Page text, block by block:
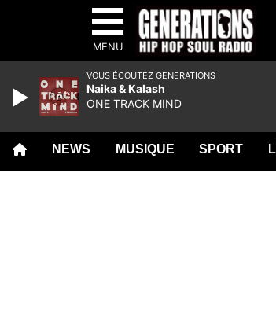
MENU
NEWS MUSIQUE SPORT
VOUS ÉCOUTEZ GENERATIONS
Naika & Kalash
ONE TRACK MIND